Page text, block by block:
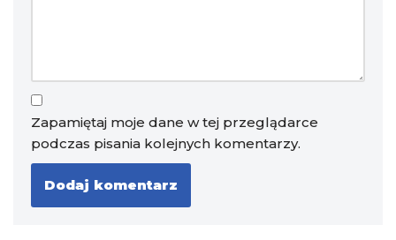
Zapamiętaj moje dane w tej przeglądarce
podczas pisania kolejnych komentarzy.